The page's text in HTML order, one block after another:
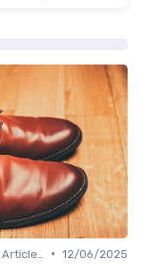
• 12/06/2025